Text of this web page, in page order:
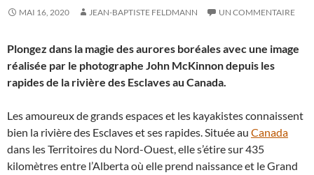
MAI 16, 2020 JEAN-BAPTISTE FELDMANN UN COMMENTAIRE
Plongez dans la magie des aurores boréales avec une image
réalisée par le photographe John McKinnon depuis les
rapides de la rivière des Esclaves au Canada.
Les amoureux de grands espaces et les kayakistes connaissent
bien la rivière des Esclaves et ses rapides. Située au Canada
dans les Territoires du Nord-Ouest, elle s’étire sur 435
kilomètres entre l’Alberta où elle prend naissance et le Grand